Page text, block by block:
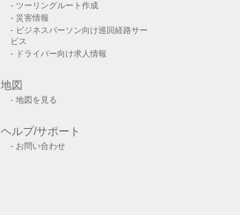
ツーリングルート作成
災害情報
ビジネスパーソン向け巡回経路サー
ビス
ドライバー向け求人情報
地図
地図を見る
ヘルプ/サポート
お問い合わせ